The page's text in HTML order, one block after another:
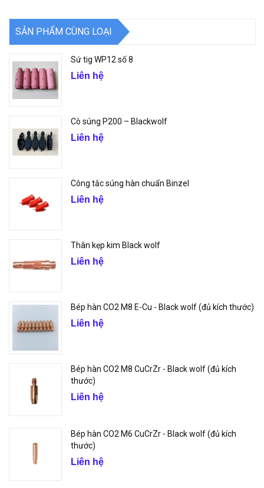
SẢN PHẨM CÙNG LOẠI
Sứ tig WP12 số 8
Liên hệ
Cò súng P200 – Blackwolf
Liên hệ
Công tắc súng hàn chuẩn Binzel
Liên hệ
Thân kẹp kim Black wolf
Liên hệ
Bép hàn CO2 M8 E-Cu - Black wolf (đủ kích thước)
Liên hệ
Bép hàn CO2 M8 CuCrZr - Black wolf (đủ kích
thước)
Liên hệ
Bép hàn CO2 M6 CuCrZr - Black wolf (đủ kích
thước)
Liên hệ